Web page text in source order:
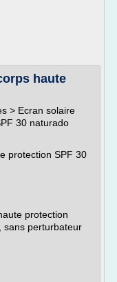
haute
> Ecran solaire
30 naturado
protection SPF 30
protection
sans perturbateur